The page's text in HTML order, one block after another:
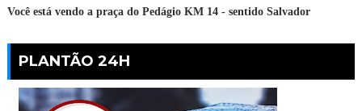
Você está vendo a praça do Pedágio KM 14 - sentido Salvador
PLANTÃO 24H